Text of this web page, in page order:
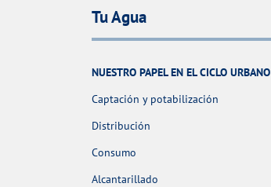
Tu Agua
NUESTRO PAPEL EN EL CICLO URBANO
Captación y potabilización
Distribución
Consumo
Alcantarillado